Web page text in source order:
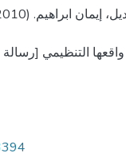
واقعها التنظيمي